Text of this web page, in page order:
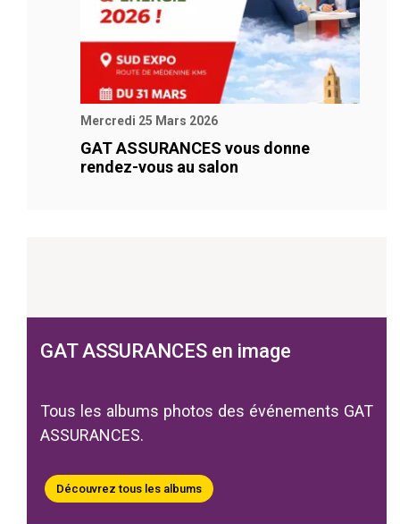
Mercredi 25 Mars 2026
GAT ASSURANCES vous donne
rendez-vous au salon
GAT ASSURANCES en image
Tous les albums photos des événements GAT
ASSURANCES.
Découvrez tous les albums